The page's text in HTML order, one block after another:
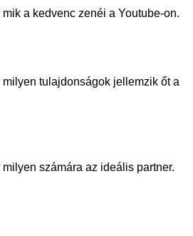
mik a kedvenc zenéi a Youtube-on.
milyen tulajdonságok jellemzik őt a
milyen számára az ideális partner.